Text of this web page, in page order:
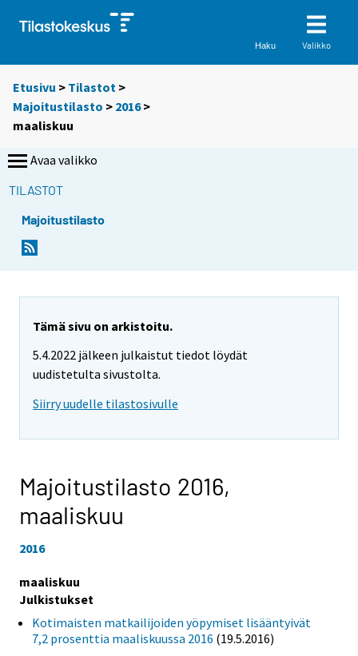
Haku Valikko
Etusivu > Tilastot >
Majoitustilasto > 2016>
maaliskuu
Avaa valikko
TILASTOT
Majoitustilasto
Tämä sivu on arkistoitu.
5.4.2022 jälkeen julkaistut tiedot löydät
uudistetulta sivustolta.
Siirry uudelle tilastosivulle
Majoitustilasto 2016,
maaliskuu
2016
maaliskuu
Julkistukset
Kotimaisten matkailijoiden yöpymiset lisääntyivät
7,2 prosenttia maaliskuussa 2016 (19.5.2016)